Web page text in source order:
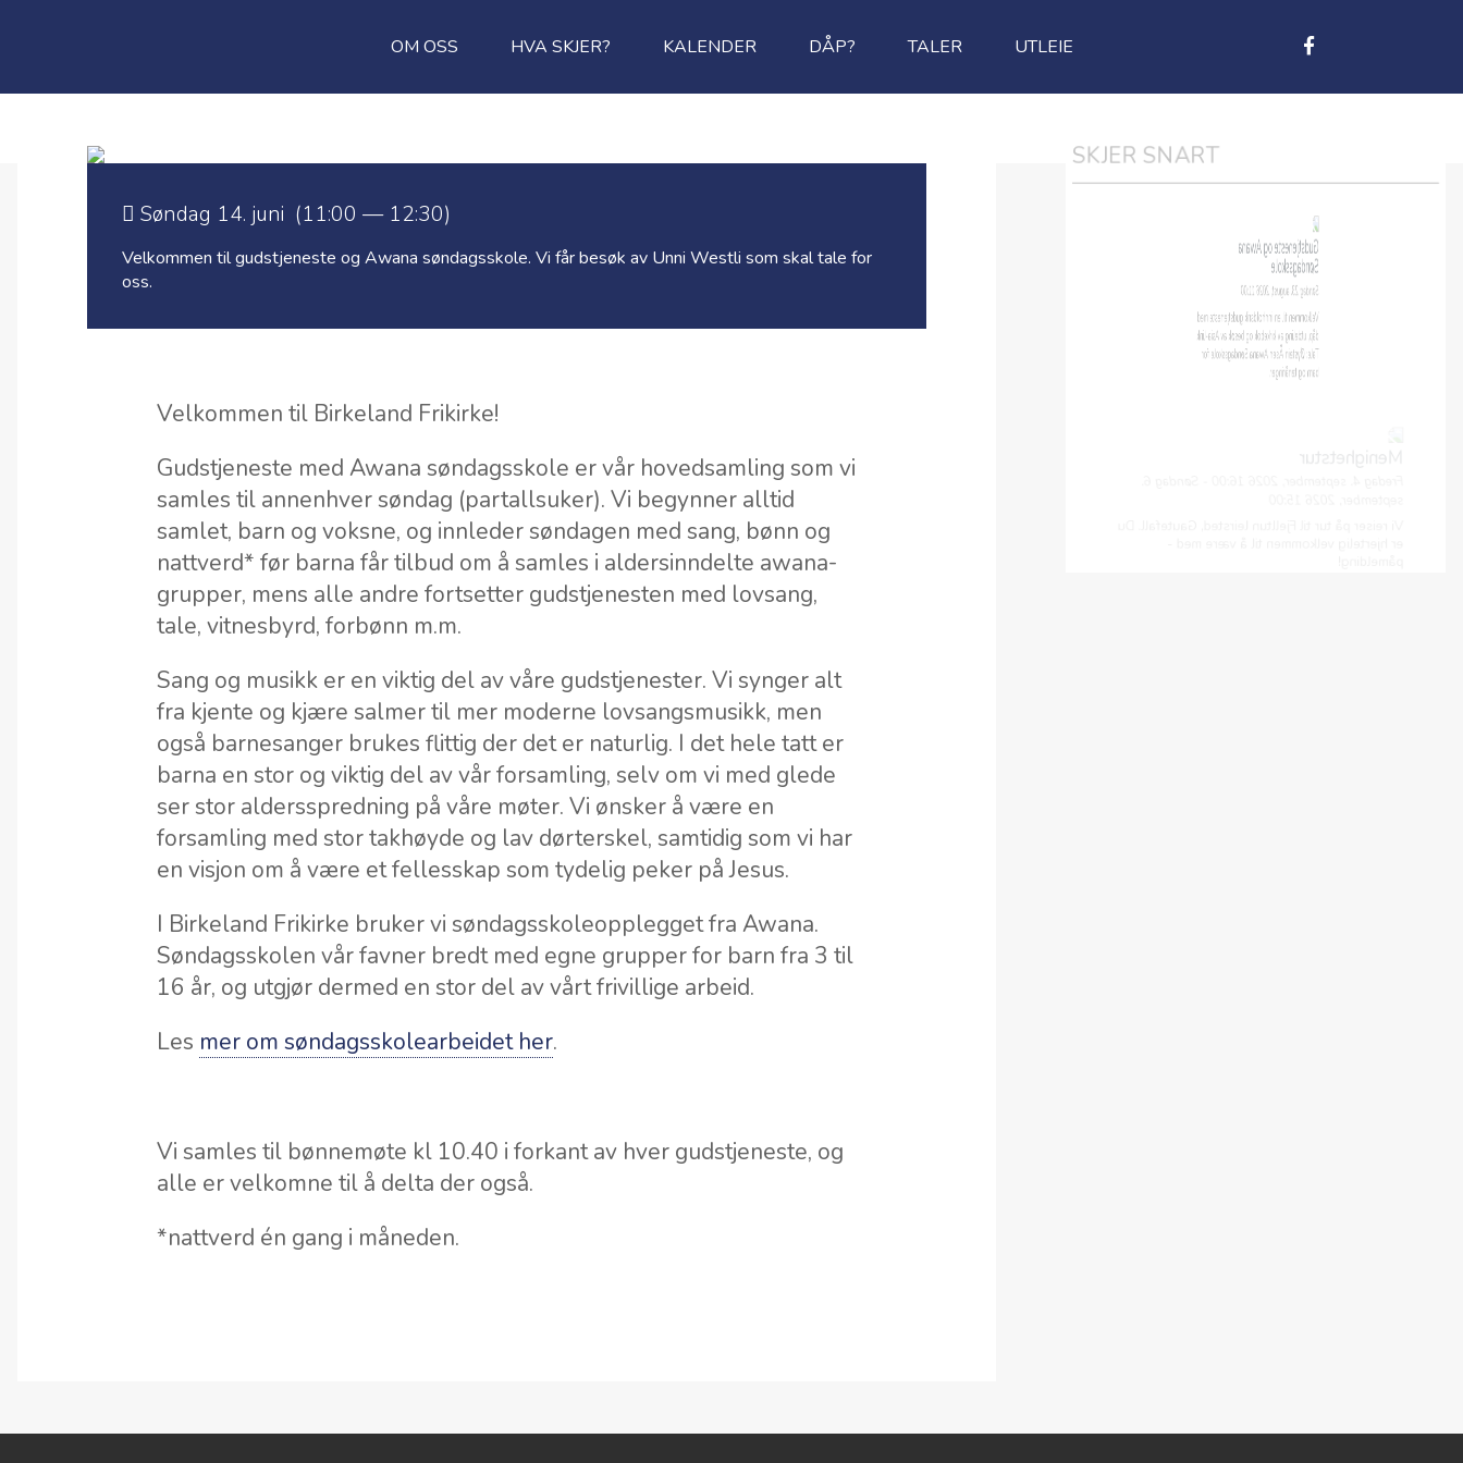
OM OSS HVA SKJER? KALENDER DÅP? TALER UTLEIE
Søndag 14. juni (11:00 — 12:30)
Velkommen til gudstjeneste og Awana søndagsskole. Vi får besøk av Unni Westli som skal tale for
oss.
Velkommen til Birkeland Frikirke!
Gudstjeneste med Awana søndagsskole er vår hovedsamling som vi
samles til annenhver søndag (partallsuker). Vi begynner alltid
samlet, barn og voksne, og innleder søndagen med sang, bønn og
nattverd* før barna får tilbud om å samles i aldersinndelte awana-
grupper, mens alle andre fortsetter gudstjenesten med lovsang,
tale, vitnesbyrd, forbønn m.m.
Sang og musikk er en viktig del av våre gudstjenester. Vi synger alt
fra kjente og kjære salmer til mer moderne lovsangsmusikk, men
også barnesanger brukes flittig der det er naturlig. I det hele tatt er
barna en stor og viktig del av vår forsamling, selv om vi med glede
ser stor aldersspredning på våre møter. Vi ønsker å være en
forsamling med stor takhøyde og lav dørterskel, samtidig som vi har
en visjon om å være et fellesskap som tydelig peker på Jesus.
I Birkeland Frikirke bruker vi søndagsskoleopplegget fra Awana.
Søndagsskolen vår favner bredt med egne grupper for barn fra 3 til
16 år, og utgjør dermed en stor del av vårt frivillige arbeid.
Les mer om søndagsskolearbeidet her.
Vi samles til bønnemøte kl 10.40 i forkant av hver gudstjeneste, og
alle er velkomne til å delta der også.
*nattverd én gang i måneden.
SKJER SNART
Søndag 23. august, 2026 11:00
Velkommen til en innholdsrik gudstjeneste med
dåp, utdeling av kirkebok og besøk av Asia-link.
Tale: Øystein Åsen Awana Søndagsskole for
barn og tenåringer.
Fredag 4. september, 2026 16:00 - Søndag 6.